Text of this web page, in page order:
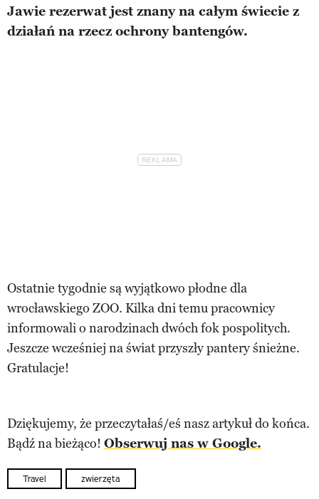
Jawie rezerwat jest znany na całym świecie z
działań na rzecz ochrony bantengów.
Ostatnie tygodnie są wyjątkowo płodne dla
wrocławskiego ZOO. Kilka dni temu pracownicy
informowali o narodzinach dwóch fok pospolitych.
Jeszcze wcześniej na świat przyszły pantery śnieżne.
Gratulacje!
Dziękujemy, że przeczytałaś/eś nasz artykuł do końca.
Bądź na bieżąco! Obserwuj nas w Google.
Travel zwierzęta